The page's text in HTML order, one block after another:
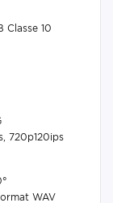
Classe 10
720p120ips
WAV